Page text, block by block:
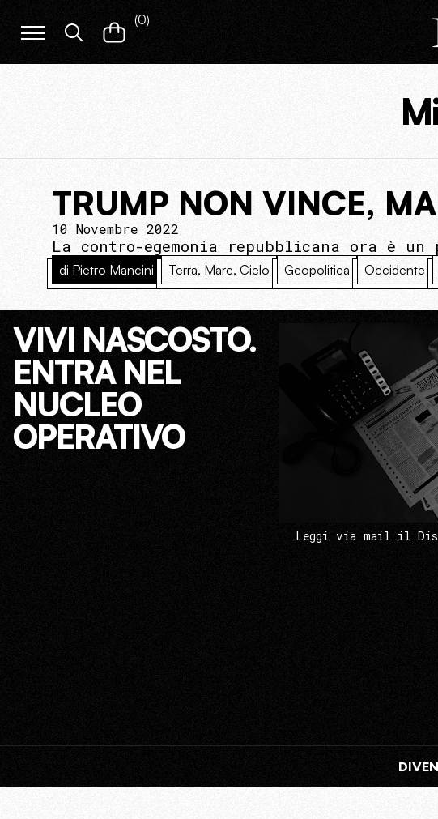
(0)
TRUMP NON VINCE,
10 Novembre 2022
La contro-egemonia repubblicana ora è un
di Pietro Mancini Terra, Mare, Cielo Geopolitica Occidente
VIVI NASCOSTO.
ENTRA NEL
NUCLEO
OPERATIVO
Leggi via mail il